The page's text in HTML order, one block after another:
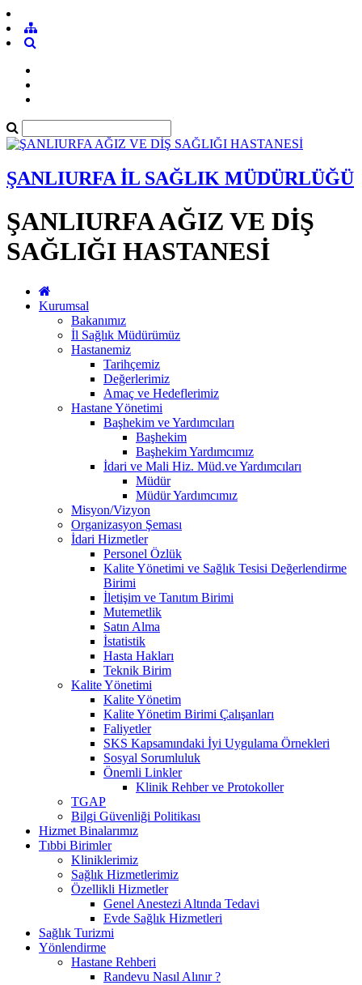
ŞANLIURFA İL SAĞLIK MÜDÜRLÜĞÜ
ŞANLIURFA AĞIZ VE DİŞ
SAĞLIĞI HASTANESİ
Kurumsal
Bakanımız
İl Sağlık Müdürümüz
Hastanemiz
Tarihçemiz
Değerlerimiz
Amaç ve Hedeflerimiz
Hastane Yönetimi
Başhekim ve Yardımcıları
Başhekim
Başhekim Yardımcımız
İdari ve Mali Hiz. Müd.ve Yardımcıları
Müdür
Müdür Yardımcımız
Misyon/Vizyon
Organizasyon Şeması
İdari Hizmetler
Personel Özlük
Kalite Yönetimi ve Sağlık Tesisi Değerlendirme
Birimi
İletişim ve Tanıtım Birimi
Mutemetlik
Satın Alma
İstatistik
Hasta Hakları
Teknik Birim
Kalite Yönetimi
Kalite Yönetim
Kalite Yönetim Birimi Çalışanları
Faliyetler
SKS Kapsamındaki İyi Uygulama Örnekleri
Sosyal Sorumluluk
Önemli Linkler
Klinik Rehber ve Protokoller
TGAP
Bilgi Güvenliği Politikası
Hizmet Binalarımız
Tıbbi Birimler
Kliniklerimiz
Sağlık Hizmetlerimiz
Özellikli Hizmetler
Genel Anestezi Altında Tedavi
Evde Sağlık Hizmetleri
Sağlık Turizmi
Yönlendirme
Hastane Rehberi
Randevu Nasıl Alınır ?